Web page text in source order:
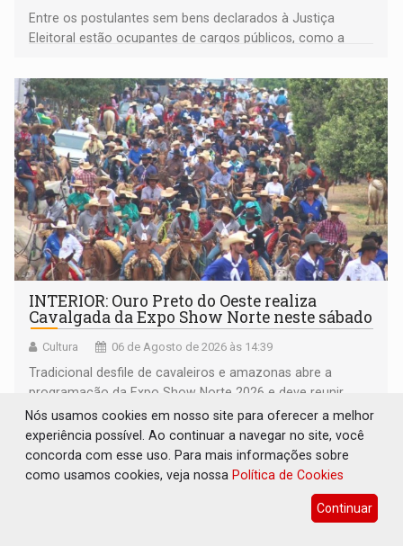
Entre os postulantes sem bens declarados à Justiça
Eleitoral estão ocupantes de cargos públicos, como a
Pedro Geovar (PP) e a vice-prefeita Magna dos Anjos
(NOVO)
INTERIOR: Ouro Preto do Oeste realiza
Cavalgada da Expo Show Norte neste sábado
Cultura 06 de Agosto de 2026 às 14:39
Tradicional desfile de cavaleiros e amazonas abre a
programação da Expo Show Norte 2026 e deve reunir
milhares de participantes e espectadores no município
Nós usamos cookies em nosso site para oferecer a melhor
experiência possível. Ao continuar a navegar no site, você
concorda com esse uso. Para mais informações sobre
como usamos cookies, veja nossa Política de Cookies
Continuar